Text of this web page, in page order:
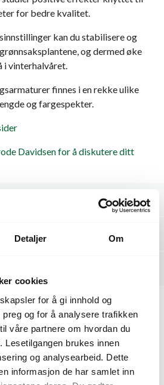
Detaljer Om
cookies
for å gi innhold og
og for å analysere trafikken
våre partnere om hvordan du
Lesetilgangen brukes innen
og analysearbeid. Dette
informasjon de har samlet inn
for bedre kvalitet.
kan du stabilisere og
og dermed øke
i vinterhalvåret.
finnes i en rekke ulike
og fargespekter.
Davidsen for å diskutere ditt
på